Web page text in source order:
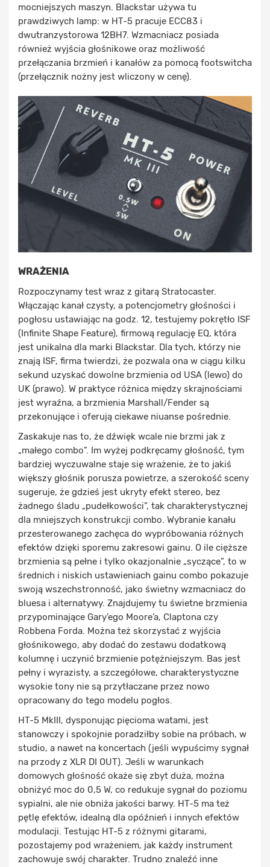
mocniejszych maszyn. Blackstar używa tu
prawdziwych lamp: w HT-5 pracuje ECC83 i
dwutranzystorowa 12BH7. Wzmacniacz posiada
również wyjścia głośnikowe oraz możliwość
przełączania brzmień i kanałów za pomocą footswitcha
(przełącznik nożny jest wliczony w cenę).
WRAŻENIA
Rozpoczynamy test wraz z gitarą Stratocaster.
Włączając kanał czysty, a potencjometry głośności i
pogłosu ustawiając na godz. 12, testujemy pokrętło ISF
(Infinite Shape Feature), firmową regulację EQ, która
jest unikalna dla marki Blackstar. Dla tych, którzy nie
znają ISF, firma twierdzi, że pozwala ona w ciągu kilku
sekund uzyskać dowolne brzmienia od USA (lewo) do
UK (prawo). W praktyce różnica między skrajnościami
jest wyraźna, a brzmienia Marshall/Fender są
przekonujące i oferują ciekawe niuanse pośrednie.
Zaskakuje nas to, że dźwięk wcale nie brzmi jak z
„małego combo”. Im wyżej podkręcamy głośność, tym
bardziej wyczuwalne staje się wrażenie, że to jakiś
większy głośnik porusza powietrze, a szerokość sceny
sugeruje, że gdzieś jest ukryty efekt stereo, bez
żadnego śladu „pudełkowości”, tak charakterystycznej
dla mniejszych konstrukcji combo. Wybranie kanału
przesterowanego zachęca do wypróbowania różnych
efektów dzięki sporemu zakresowi gainu. O ile cięższe
brzmienia są pełne i tylko okazjonalnie „syczące”, to w
średnich i niskich ustawieniach gainu combo pokazuje
swoją wszechstronność, jako świetny wzmacniacz do
bluesa i alternatywy. Znajdujemy tu świetne brzmienia
przypominające Gary’ego Moore’a, Claptona czy
Robbena Forda. Można też skorzystać z wyjścia
głośnikowego, aby dodać do zestawu dodatkową
kolumnę i uczynić brzmienie potężniejszym. Bas jest
pełny i wyrazisty, a szczegółowe, charakterystyczne
wysokie tony nie są przytłaczane przez nowo
opracowany do tego modelu pogłos.
HT-5 MkIII, dysponując pięcioma watami, jest
stanowczy i spokojnie poradziłby sobie na próbach, w
studio, a nawet na koncertach (jeśli wypuścimy sygnał
na przody z XLR DI OUT). Jeśli w warunkach
domowych głośność okaże się zbyt duża, można
obniżyć moc do 0,5 W, co redukuje sygnał do poziomu
sypialni, ale nie obniża jakości barwy. HT-5 ma też
pętlę efektów, idealną dla opóźnień i innych efektów
modulacji. Testując HT-5 z różnymi gitarami,
pozostajemy pod wrażeniem, jak każdy instrument
zachowuje swój charakter. Trudno znaleźć inne